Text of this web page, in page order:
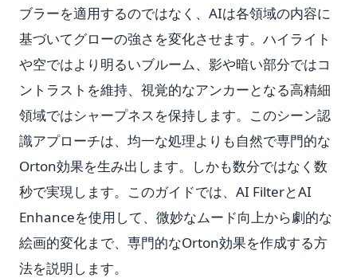
ブラーを適用するのではなく、AIは各領域の内容に
基づいてグローの強さを変化させます。ハイライト
や空ではより明るいブルーム、影や暗い部分ではコ
ントラストを維持、視覚的なアンカーとなる高精細
領域ではシャープネスを保持します。このシーン認
識アプローチは、均一な処理よりも自然で専門的な
Orton効果を生み出します。しかも数分ではなく数
秒で実現します。このガイドでは、AI FilterとAI
Enhanceを使用して、微妙なムード向上から劇的な
絵画的変化まで、専門的なOrton効果を作成する方
法を説明します。